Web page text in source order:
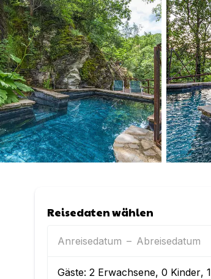
Reisedaten wählen
Anreisedatum – Abreisedatum
Gäste:2 Erwachsene,0 Kinder,1